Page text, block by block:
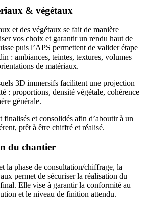
& végétaux
et des végétaux se fait de manière
vos choix et garantir un rendu haut de
puis l’APS permettent de valider étape
: ambiances, teintes, textures, volumes
de matériaux.
3D immersifs facilitent une projection
: proportions, densité végétale, cohérence
générale.
et consolidés afin d’aboutir à un
prêt à être chiffré et réalisé.
du chantier
la phase de consultation/chiffrage, la
permet de sécuriser la réalisation du
Elle vise à garantir la conformité au
et le niveau de finition attendu.